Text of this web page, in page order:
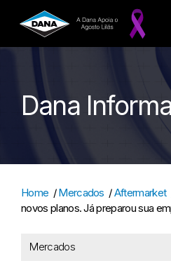
Dana
Home /Mercados /Aftermarket
novos planos. Já preparou sua
Mercados